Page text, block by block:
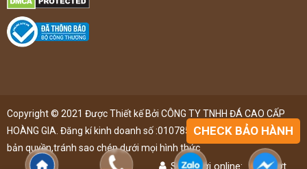
Copyright © 2021 Được Thiết kế Bởi CÔNG TY TNHH ĐÁ CAO CẤP
HOÀNG GIA. Đăng kí kinh doanh số :0107851148 ,đã được đăng kí
bản quyền,tránh sao chép dưới mọi hình thức
Số người online: 48 lượt
CHECK BẢO HÀNH